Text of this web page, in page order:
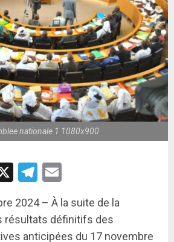
nationale 1 1080x900
X Telegram
2024 – À la suite de la
résultats définitifs des
anticipées du 17 novembre